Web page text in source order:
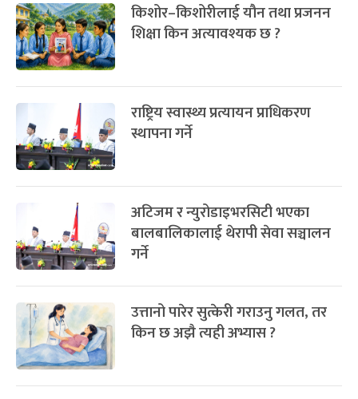
किशोर–किशोरीलाई यौन तथा प्रजनन
शिक्षा किन अत्यावश्यक छ ?
राष्ट्रिय स्वास्थ्य प्रत्यायन प्राधिकरण
स्थापना गर्ने
अटिजम र न्युरोडाइभरसिटी भएका
बालबालिकालाई थेरापी सेवा सञ्चालन
गर्ने
उत्तानो पारेर सुत्केरी गराउनु गलत, तर
किन छ अझै त्यही अभ्यास ?